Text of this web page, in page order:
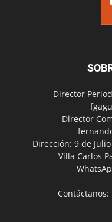
Director
Director
Dirección: 9 de
Villa Carlos
Contáctanos: